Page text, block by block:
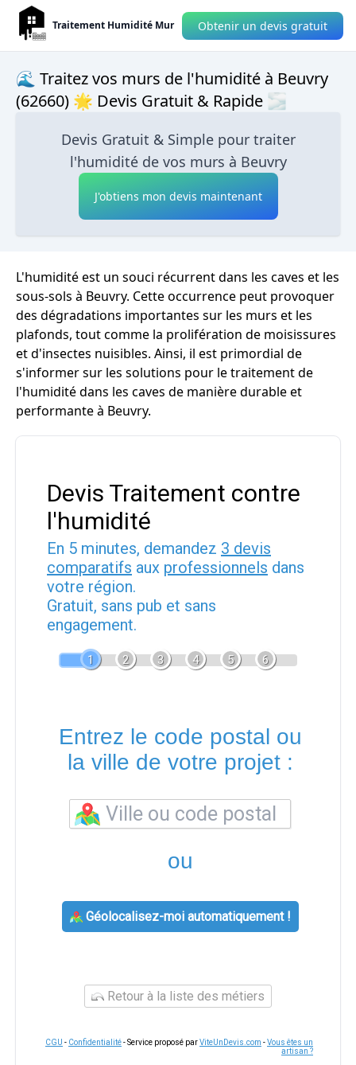
Traitement Humidité Mur Obtenir un devis gratuit
🌊 Traitez vos murs de l'humidité à Beuvry
(62660) 🌟 Devis Gratuit & Rapide 🌫
Devis Gratuit & Simple pour traiter
l'humidité de vos murs à Beuvry
J'obtiens mon devis maintenant
L'humidité est un souci récurrent dans les caves et les
sous-sols à Beuvry. Cette occurrence peut provoquer
des dégradations importantes sur les murs et les
plafonds, tout comme la prolifération de moisissures
et d'insectes nuisibles. Ainsi, il est primordial de
s'informer sur les solutions pour le traitement de
l'humidité dans les caves de manière durable et
performante à Beuvry.
Devis Traitement contre
l'humidité
En 5 minutes, demandez 3 devis
comparatifs aux professionnels dans
votre région.
Gratuit, sans pub et sans
engagement.
1 2 3 4 5 6
Entrez le code postal ou
la ville de votre projet :
ou
Géolocalisez-moi automatiquement !
Retour à la liste des métiers
CGU - Confidentialité- Service proposé parViteUnDevis.com -Vous êtes un
artisan ?